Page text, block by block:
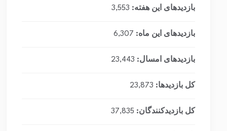
بازدیدهای این هفته: 3,553
بازدیدهای این ماه: 6,307
بازدیدهای امسال: 23,443
کل بازدیدها: 23,873
کل بازدیدکنند‌گان: 37,835